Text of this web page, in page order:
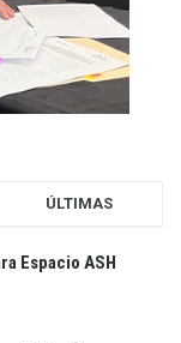
ÚLTIMAS
Espacio ASH